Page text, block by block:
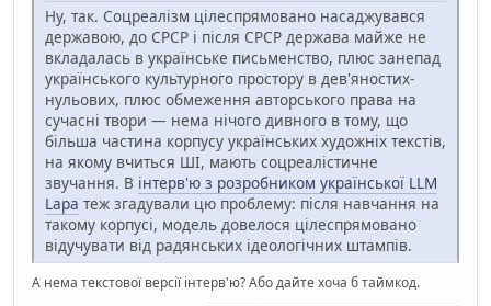
Ну, так. Соцреалізм цілеспрямовано насаджувався
державою, до СРСР і після СРСР держава майже не
вкладалась в українське письменство, плюс занепад
українського культурного простору в дев'яностих-
нульових, плюс обмеження авторського права на
сучасні твори — нема нічого дивного в тому, що
більша частина корпусу українських художніх текстів,
на якому вчиться ШІ, мають соцреалістичне
звучання. В інтерв'ю з розробником української LLM
Lapa теж згадували цю проблему: після навчання на
такому корпусі, модель довелося цілеспрямовано
відучувати від радянських ідеологічних штампів.
А нема текстової версії інтерв'ю? Або дайте хоча б таймкод.